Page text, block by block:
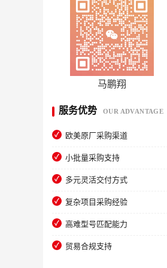
马鹏翔
服务优势 OUR ADVANTAGE
欧美原厂采购渠道
小批量采购支持
多元灵活交付方式
复杂项目采购经验
高难型号匹配能力
贸易合规支持